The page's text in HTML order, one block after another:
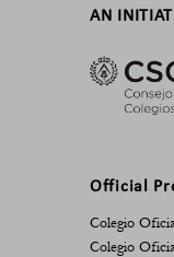
AN
Official
Colegio
Colegio